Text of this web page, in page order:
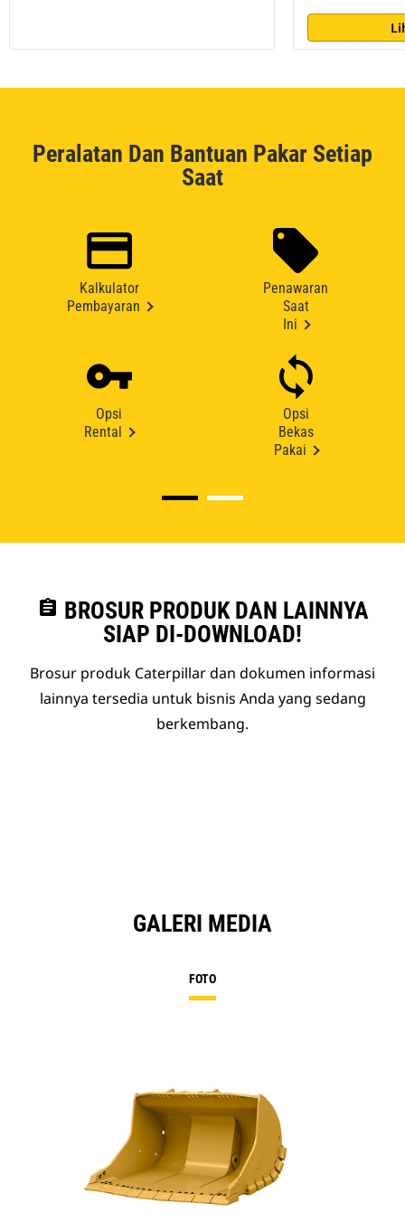
Peralatan Dan Bantuan Pakar Setiap
Saat
Kalkulator
Pembayaran
Penawaran
Saat
Ini
Opsi
Rental
Opsi
Bekas
Pakai
assignment BROSUR PRODUK DAN LAINNYA
SIAP DI-DOWNLOAD!
Brosur produk Caterpillar dan dokumen informasi
lainnya tersedia untuk bisnis Anda yang sedang
berkembang.
GALERI MEDIA
FOTO